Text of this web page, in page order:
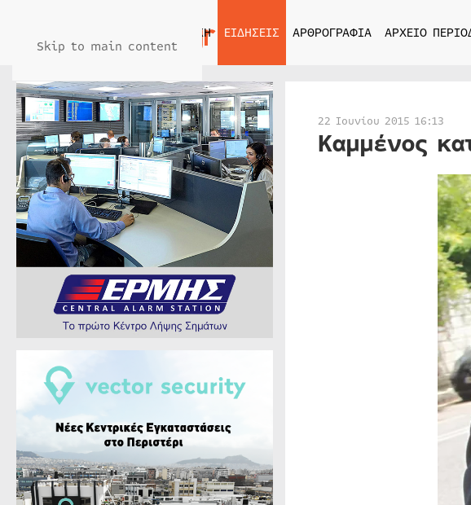
Skip to main content
ΑΡΧΙΚΗ ΕΙΔΗΣΕΙΣ ΑΡΘΡΟΓΡΑΦΙΑ ΑΡΧΕΙΟ
22 Ιουνίου 2015 16:13
Καμμένος